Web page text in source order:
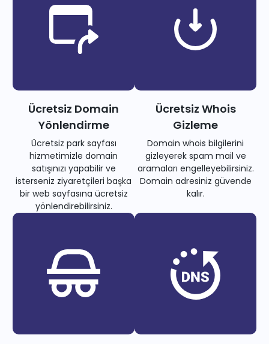
Ücretsiz Domain
Yönlendirme
Ücretsiz park sayfası
hizmetimizle domain
satışınızı yapabilir ve
isterseniz ziyaretçileri başka
bir web sayfasına ücretsiz
yönlendirebilirsiniz.
Ücretsiz Whois
Gizleme
Domain whois bilgilerini
gizleyerek spam mail ve
aramaları engelleyebilirsiniz.
Domain adresiniz güvende
kalır.